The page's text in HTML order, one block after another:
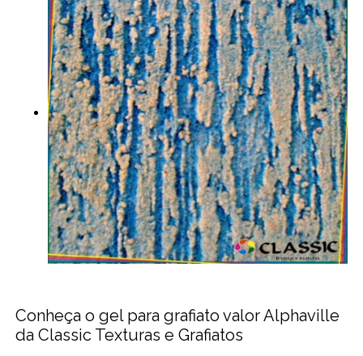
Conheça o gel para grafiato valor Alphaville
da Classic Texturas e Grafiatos